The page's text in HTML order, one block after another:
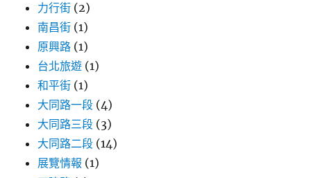
力行街 (2)
南昌街 (1)
原興路 (1)
台北旅遊 (1)
和平街 (1)
大同路一段 (4)
大同路三段 (3)
大同路二段 (14)
展覽情報 (1)